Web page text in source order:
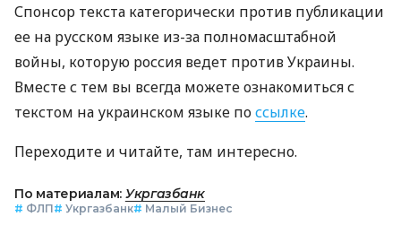
Спонсор текста категорически против публикации
ее на русском языке из-за полномасштабной
войны, которую россия ведет против Украины.
Вместе с тем вы всегда можете ознакомиться с
текстом на украинском языке поссылке.
Переходите и читайте, там интересно.
По материалам: Укргазбанк
# ФЛП# Укргазбанк# Малый Бизнес